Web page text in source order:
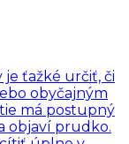
je ťažké určiť, či
obyčajným
má postupný
objaví prudko.